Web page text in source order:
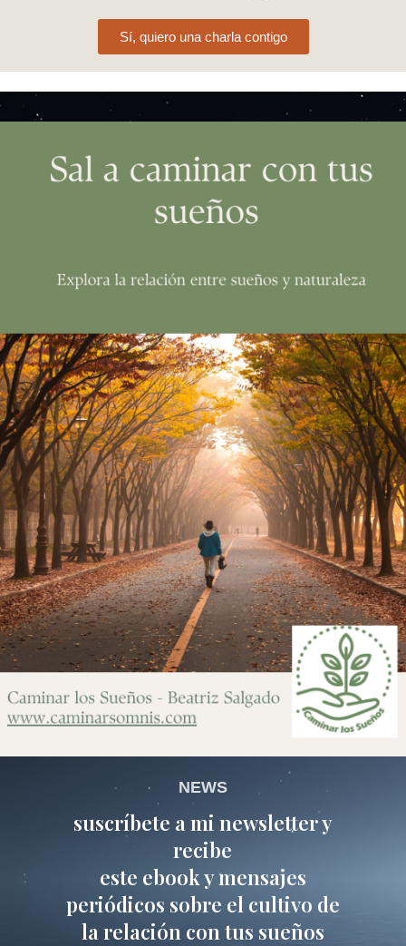
Sí, quiero una charla contigo
NEWS
suscríbete a mi newsletter y
recibe
este ebook y mensajes
periódicos sobre el cultivo de
la relación con tus sueños